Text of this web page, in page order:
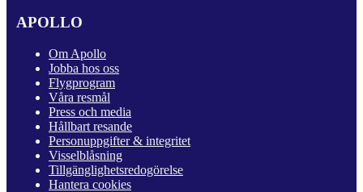
APOLLO
Om Apollo
Jobba hos oss
Flygprogram
Våra resmål
Press och media
Hållbart resande
Personuppgifter & integritet
Visselblåsning
Tillgänglighetsredogörelse
Hantera cookies